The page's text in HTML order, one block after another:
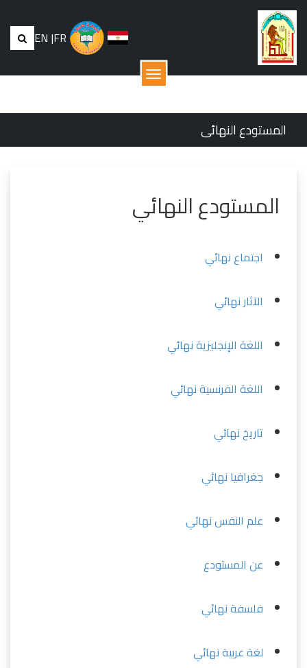
EN |FR
القائمة
المستودع النهائى
المستودع النهائي
اجتماع نهائي
الآثار نهائي
اللغة الإنجليزية نهائي
اللغة الفرنسية نهائي
تاريخ نهائي
جغرافيا نهائي
علم النفس نهائي
عن المستودع
فلسفة نهائي
لغة عربية نهائي